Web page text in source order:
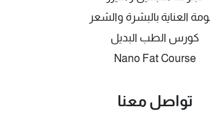
العناية بالبشرة والشعر
كورس الطب البديل
Nano Fat Course
تواصل معنا